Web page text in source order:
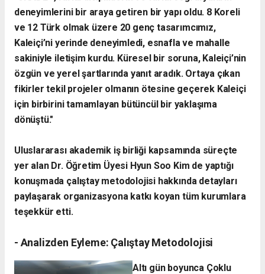
deneyimlerini bir araya getiren bir yapı oldu. 8 Koreli
ve 12 Türk olmak üzere 20 genç tasarımcımız,
Kaleiçi’ni yerinde deneyimledi, esnafla ve mahalle
sakiniyle iletişim kurdu. Küresel bir soruna, Kaleiçi’nin
özgün ve yerel şartlarında yanıt aradık. Ortaya çıkan
fikirler tekil projeler olmanın ötesine geçerek Kaleiçi
için birbirini tamamlayan bütüncül bir yaklaşıma
dönüştü."
​Uluslararası akademik iş birliği kapsamında süreçte
yer alan Dr. Öğretim Üyesi Hyun Soo Kim de yaptığı
konuşmada çalıştay metodolojisi hakkında detayları
paylaşarak organizasyona katkı koyan tüm kurumlara
teşekkür etti.
- ​Analizden Eyleme: Çalıştay Metodolojisi
​Altı gün boyunca Çoklu